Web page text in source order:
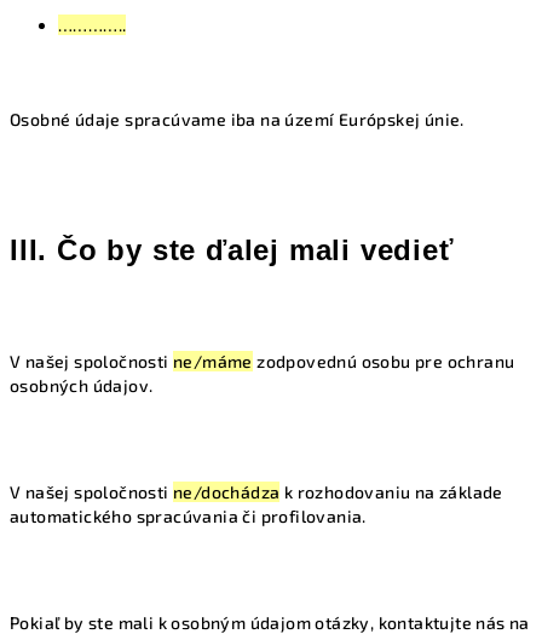
…………..
Osobné údaje spracúvame iba na území Európskej únie.
III. Čo by ste ďalej mali vedieť
V našej spoločnosti ne/máme zodpovednú osobu pre ochranu
osobných údajov.
V našej spoločnosti ne/dochádza k rozhodovaniu na základe
automatického spracúvania či profilovania.
Pokiaľ by ste mali k osobným údajom otázky, kontaktujte nás na